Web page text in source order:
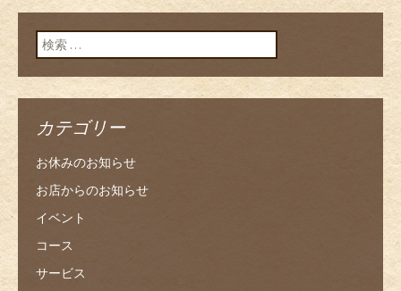
ン
検索:
カテゴリー
お休みのお知らせ
お店からのお知らせ
イベント
コース
サービス